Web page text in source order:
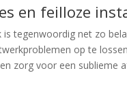
en feilloze
tegenwoordig net zo
op te
zorg voor een sublieme